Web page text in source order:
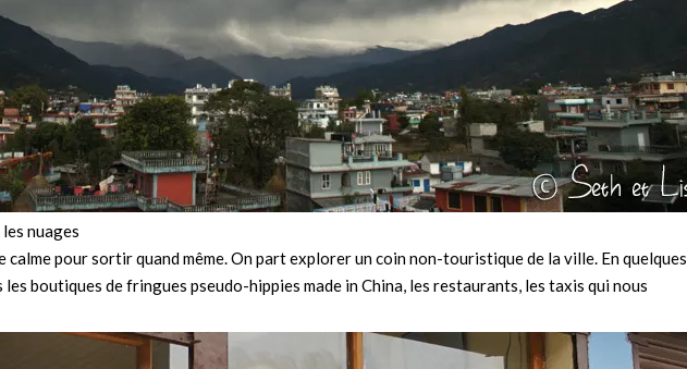
nuages
calme pour sortir quand même. On part explorer un coin non-touristique de la ville. En quelques
boutiques de fringues pseudo-hippies made in China, les restaurants, les taxis qui nous